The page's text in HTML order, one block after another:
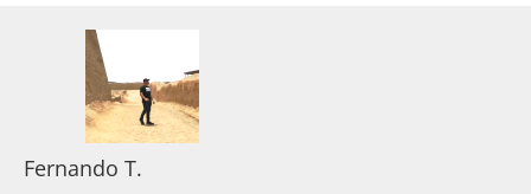
Fernando T.